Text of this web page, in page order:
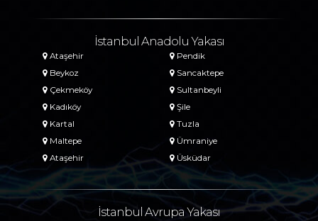
İstanbul Anadolu Yakası
Ataşehir
Beykoz
Çekmeköy
Kadıköy
Kartal
Maltepe
Ataşehir
Pendik
Sancaktepe
Sultanbeyli
Şile
Tuzla
Ümraniye
Üsküdar
İstanbul Avrupa Yakası